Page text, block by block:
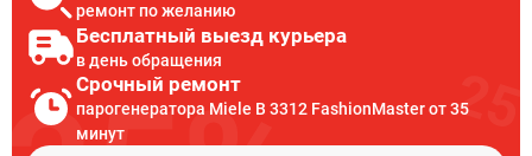
ремонт по желанию
Бесплатный выезд курьера
в день обращения
Срочный ремонт
парогенератора Miele B 3312 FashionMaster от 35
минут